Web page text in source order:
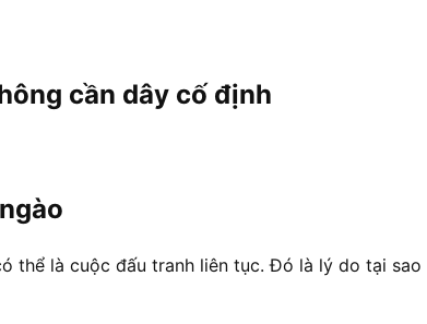
cần dây cố định
thể là cuộc đấu tranh liên tục. Đó là lý do tại